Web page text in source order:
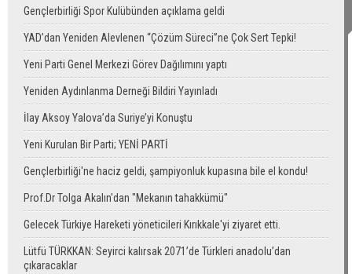
Gençlerbirliği Spor Kulübünden açıklama geldi
YAD’dan Yeniden Alevlenen “Çözüm Süreci”ne Çok Sert Tepki!
Yeni Parti Genel Merkezi Görev Dağılımını yaptı
Yeniden Aydınlanma Derneği Bildiri Yayınladı
İlay Aksoy Yalova’da Suriye’yi Konuştu
Yeni Kurulan Bir Parti; YENİ PARTİ
Gençlerbirliği'ne haciz geldi, şampiyonluk kupasına bile el kondu!
Prof.Dr Tolga Akalın'dan "Mekanın tahakkümü"
Gelecek Türkiye Hareketi yöneticileri Kırıkkale'yi ziyaret etti.
Lütfü TÜRKKAN: Seyirci kalırsak 2071’de Türkleri anadolu’dan
çıkaracaklar